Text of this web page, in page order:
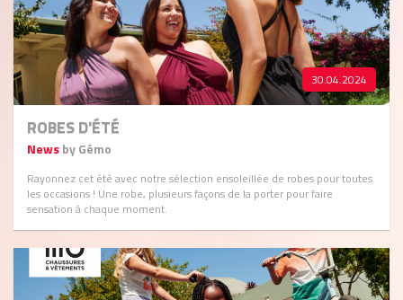
30.04.2024
ROBES D'ÉTÉ
Newsby Gémo
Rayonnez cet été avec notre sélection ensoleillée de robes pour toutes
les occasions ! Une robe, plusieurs façons de la porter pour faire
sensation à chaque moment.